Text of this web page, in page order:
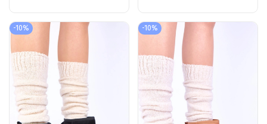
Star SS274371
-10% -10%